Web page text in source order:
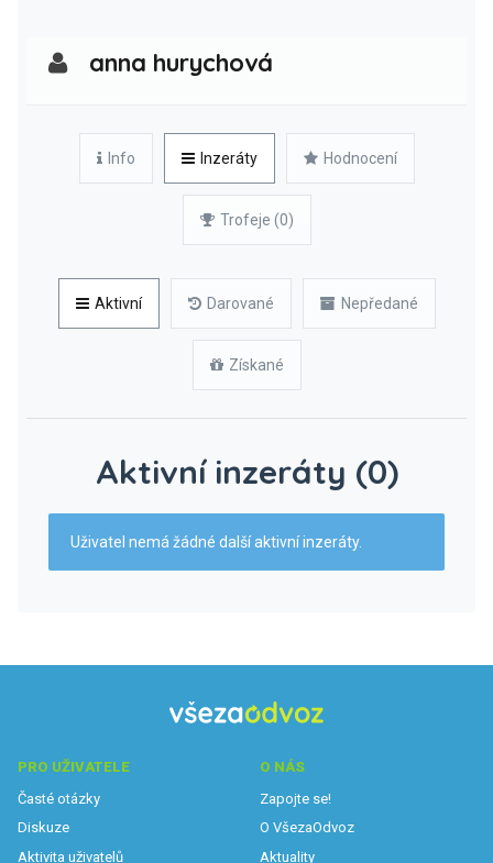
anna hurychová
Info Inzeráty Hodnocení
Trofeje (0)
Aktivní Darované Nepředané
Získané
Aktivní inzeráty (0)
Uživatel nemá žádné další aktivní inzeráty.
PRO UŽIVATELE
Časté otázky
Diskuze
Aktivita uživatelů
O NÁS
Zapojte se!
O VšezaOdvoz
Aktuality